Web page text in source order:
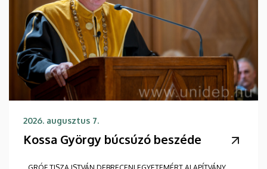
2026. augusztus 7.
Kossa György búcsúzó beszéde